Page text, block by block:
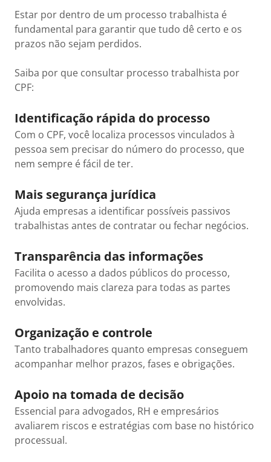
Estar por dentro de um processo trabalhista é
fundamental para garantir que tudo dê certo e os
prazos não sejam perdidos.
Saiba por que consultar processo trabalhista por
CPF:
Identificação rápida do processo
Com o CPF, você localiza processos vinculados à
pessoa sem precisar do número do processo, que
nem sempre é fácil de ter.
Mais segurança jurídica
Ajuda empresas a identificar possíveis passivos
trabalhistas antes de contratar ou fechar negócios.
Transparência das informações
Facilita o acesso a dados públicos do processo,
promovendo mais clareza para todas as partes
envolvidas.
Organização e controle
Tanto trabalhadores quanto empresas conseguem
acompanhar melhor prazos, fases e obrigações.
Apoio na tomada de decisão
Essencial para advogados, RH e empresários
avaliarem riscos e estratégias com base no histórico
processual.